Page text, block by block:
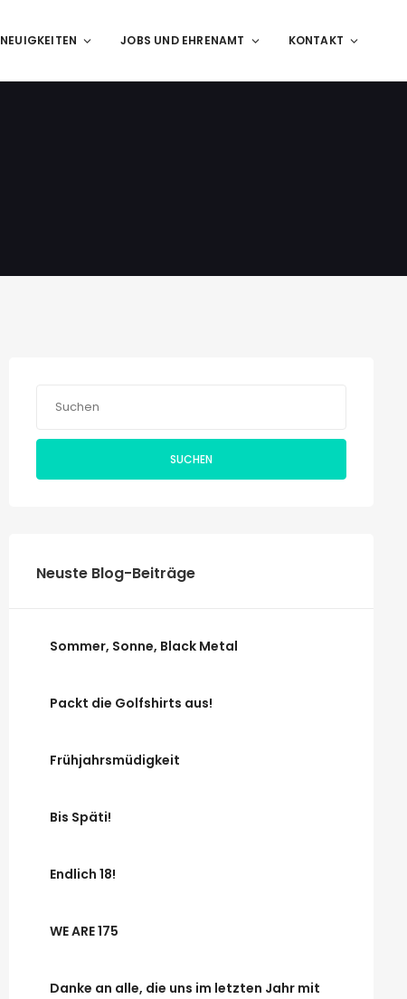
NEUIGKEITEN JOBS UND EHRENAMT KONTAKT
SUCHEN
Neuste Blog-Beiträge
Sommer, Sonne, Black Metal
Packt die Golfshirts aus!
Frühjahrsmüdigkeit
Bis Späti!
Endlich 18!
WE ARE 175
Danke an alle, die uns im letzten Jahr mit